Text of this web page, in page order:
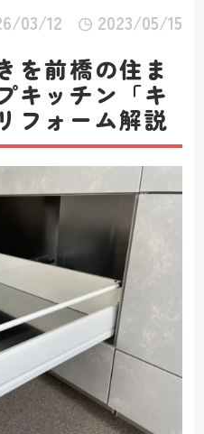
03/12
2023/05/15
を前橋の住ま
キッチン「キ
フォーム解説